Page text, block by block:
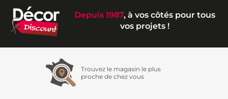
Depuis 1987, à vos côtés pour tous
vos projets !
Trouvez le magasin le plus
proche de chez vous